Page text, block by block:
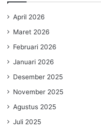
April 2026
Maret 2026
Februari 2026
Januari 2026
Desember 2025
November 2025
Agustus 2025
Juli 2025